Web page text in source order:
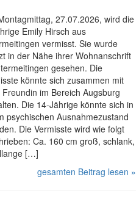
27.07.2026, wird die
Emily Hirsch aus
vermisst. Sie wurde
in der Nähe ihrer Wohnanschrift
gesehen. Die
könnte sich zusammen mit
im Bereich Augsburg
Die 14-Jährige könnte sich in
psychischen Ausnahmezustand
Die Vermisste wird wie folgt
Ca. 160 cm groß, schlank,
[…]
gesamten Beitrag lesen »